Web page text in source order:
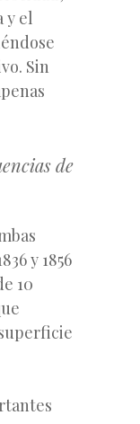
y el
Sin
de
y 1856
10